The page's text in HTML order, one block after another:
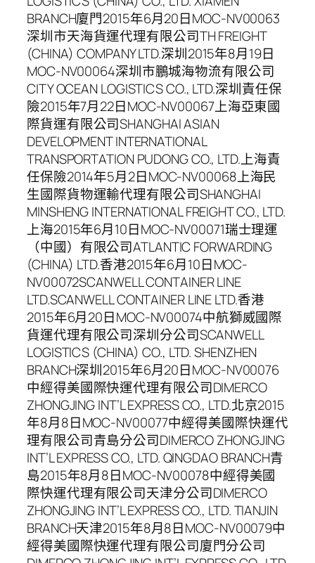
BRANCH廈門2015年6月20日MOC-NV00063
深圳市天海貨運代理有限公司TH FREIGHT
(CHINA) COMPANY LTD.深圳2015年8月19日
MOC-NV00064深圳市鵬城海物流有限公司
CITY OCEAN LOGISTICS CO., LTD.深圳責任保
險2015年7月22日MOC-NV00067上海亞東國
際貨運有限公司SHANGHAI ASIAN
DEVELOPMENT INTERNATIONAL
TRANSPORTATION PUDONG CO., LTD.上海責
任保險2014年5月2日MOC-NV00068上海民
生國際貨物運輸代理有限公司SHANGHAI
MINSHENG INTERNATIONAL FREIGHT CO., LTD.
上海2015年6月10日MOC-NV00071瑞士理運
（中國）有限公司ATLANTIC FORWARDING
(CHINA) LTD.香港2015年6月10日MOC-
NV00072SCANWELL CONTAINER LINE
LTD.SCANWELL CONTAINER LINE LTD.香港
2015年6月20日MOC-NV00074中航獅威國際
貨運代理有限公司深圳分公司SCANWELL
LOGISTICS (CHINA) CO., LTD. SHENZHEN
BRANCH深圳2015年6月20日MOC-NV00076
中經得美國際快運代理有限公司DIMERCO
ZHONGJING INT’L EXPRESS CO., LTD.北京2015
年8月8日MOC-NV00077中經得美國際快運代
理有限公司青島分公司DIMERCO ZHONGJING
INT’L EXPRESS CO., LTD. QINGDAO BRANCH青
島2015年8月8日MOC-NV00078中經得美國
際快運代理有限公司天津分公司DIMERCO
ZHONGJING INT’L EXPRESS CO., LTD. TIANJIN
BRANCH天津2015年8月8日MOC-NV00079中
經得美國際快運代理有限公司廈門分公司